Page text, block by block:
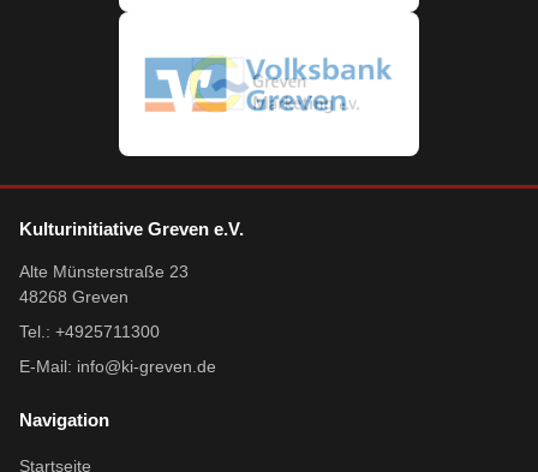
Kulturinitiative Greven e.V.
Alte Münsterstraße 23
48268 Greven
Tel.: +4925711300
E-Mail: info@ki-greven.de
Navigation
Startseite